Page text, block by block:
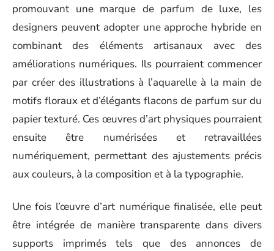
promouvant une marque de parfum de luxe, les
designers peuvent adopter une approche hybride en
combinant des éléments artisanaux avec des
améliorations numériques. Ils pourraient commencer
par créer des illustrations à l’aquarelle à la main de
motifs floraux et d’élégants flacons de parfum sur du
papier texturé. Ces œuvres d’art physiques pourraient
ensuite être numérisées et retravaillées
numériquement, permettant des ajustements précis
aux couleurs, à la composition et à la typographie.
Une fois l’œuvre d’art numérique finalisée, elle peut
être intégrée de manière transparente dans divers
supports imprimés tels que des annonces de